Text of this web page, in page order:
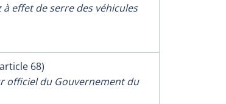
effet de serre des véhicules
68)
officiel du Gouvernement du